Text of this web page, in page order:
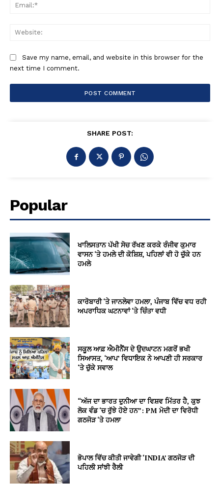
Save my name, email, and website in this browser for the
next time I comment.
SHARE POST:
Popular
ਖਾਲਿਸਤਾਨ ਪੱਖੀ ਸੋਚ ਰੱਖਣ ਕਰਕੇ ਰੰਜੀਵ ਕੁਮਾਰ
ਵਾਸਨ ‘ਤੇ ਹਮਲੇ ਦੀ ਕੋਸ਼ਿਸ਼, ਪਹਿਲਾਂ ਵੀ ਹੋ ਚੁੱਕੇ ਹਨ
ਹਮਲੇ
ਕਾਰੋਬਾਰੀ ‘ਤੇ ਜਾਨਲੇਵਾ ਹਮਲਾ, ਪੰਜਾਬ ਵਿੱਚ ਵਧ ਰਹੀ
ਅਪਰਾਧਿਕ ਘਟਨਾਵਾਂ ‘ਤੇ ਚਿੰਤਾ ਵਧੀ
ਸਕੂਲ ਆਫ਼ ਐਮੀਨੈਂਸ ਦੇ ਉਦਘਾਟਨ ਮਗਰੋਂ ਭਖੀ
ਸਿਆਸਤ, ‘ਆਪ’ ਵਿਧਾਇਕ ਨੇ ਆਪਣੀ ਹੀ ਸਰਕਾਰ
‘ਤੇ ਚੁੱਕੇ ਸਵਾਲ
“ਅੱਜ ਦਾ ਭਾਰਤ ਦੁਨੀਆ ਦਾ ਵਿਸ਼ਵ ਮਿੱਤਰ ਹੈ, ਕੁਝ
ਲੋਕ ਵੰਡ ‘ਚ ਰੁੱਝੇ ਹੋਏ ਹਨ”: PM ਮੋਦੀ ਦਾ ਵਿਰੋਧੀ
ਗਠਜੋੜ ‘ਤੇ ਹਮਲਾ
ਭੋਪਾਲ ਵਿੱਚ ਕੀਤੀ ਜਾਵੇਗੀ ‘INDIA’ ਗਠਜੋੜ ਦੀ
ਪਹਿਲੀ ਸਾਂਝੀ ਰੈਲੀ